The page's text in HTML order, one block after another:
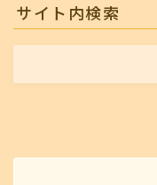
サイト内検索